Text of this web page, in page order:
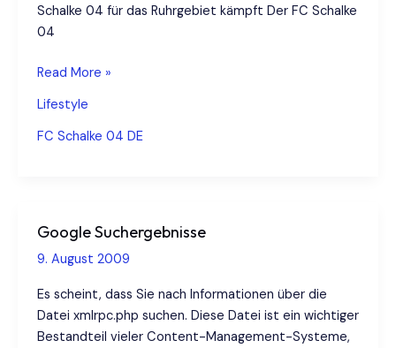
Schalke 04 für das Ruhrgebiet kämpft Der FC Schalke
04
Schalke
Chronik
Read More »
Lifestyle
FC Schalke 04 DE
Google Suchergebnisse
9. August 2009
Es scheint, dass Sie nach Informationen über die
Datei xmlrpc.php suchen. Diese Datei ist ein wichtiger
Bestandteil vieler Content-Management-Systeme,